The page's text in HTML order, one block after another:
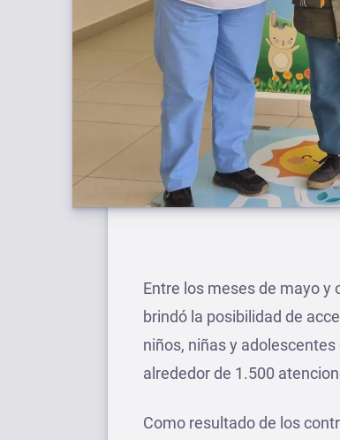
Entre los meses de mayo y
brindó la posibilidad de
niños, niñas y
alrededor de 1.500
Como resultado de los